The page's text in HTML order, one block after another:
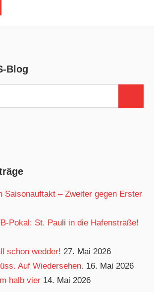
Blog
Saisonauftakt – Zweiter gegen Erster
Pokal: St. Pauli in die Hafenstraße!
schon wedder! 27. Mai 2026
Auf Wiedersehen. 16. Mai 2026
halb vier 14. Mai 2026